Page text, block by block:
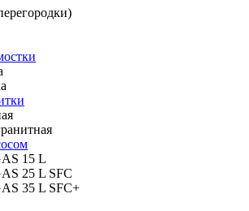
15 L
25 L SFC
35 L SFC+